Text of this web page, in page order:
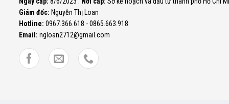
Giám đốc: Nguyễn Thị Loan
Hotline: 0967.366.618 - 0865.663.918
Email: ngloan2712@gmail.com